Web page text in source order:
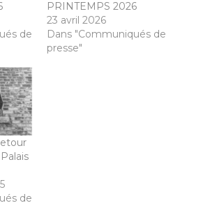
de
PRINTEMPS 2026
23 avril 2026
Dans "Communiqués de
presse"
de